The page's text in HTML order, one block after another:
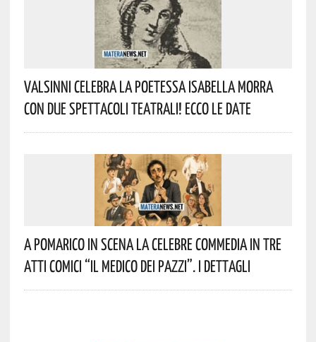
Valsinni Celebra La Poetessa Isabella Morra
Con Due Spettacoli Teatrali! Ecco Le Date
A Pomarico In Scena La Celebre Commedia In Tre
Atti Comici “Il Medico Dei Pazzi”. I Dettagli